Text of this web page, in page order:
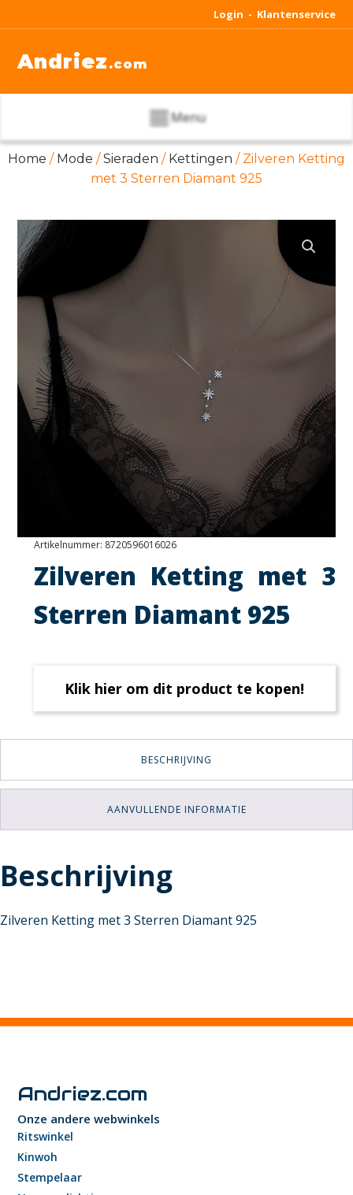
Login - Klantenservice
Andriez .com
Menu
Home / Mode /Sieraden / Kettingen / Zilveren Ketting
met 3 Sterren Diamant 925
Artikelnummer: 8720596016026
Zilveren Ketting met 3
Sterren Diamant 925
Klik hier om dit product te kopen!
BESCHRIJVING
AANVULLENDE INFORMATIE
Beschrijving
Zilveren Ketting met 3 Sterren Diamant 925
Andriez.com
Onze andere webwinkels
Ritswinkel
Kinwoh
Stempelaar